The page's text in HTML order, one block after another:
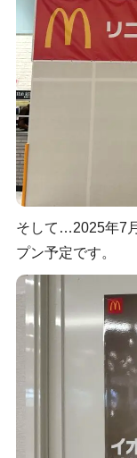
そして…2025年7
プン予定です。